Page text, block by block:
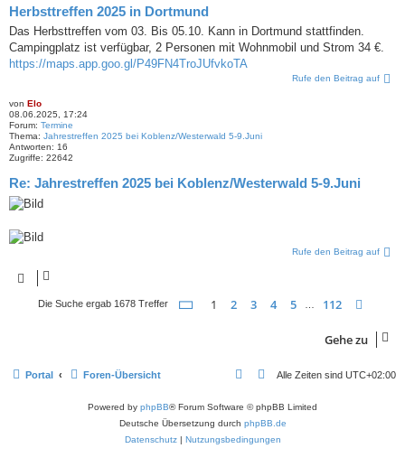
Herbsttreffen 2025 in Dortmund
Das Herbsttreffen vom 03. Bis 05.10. Kann in Dortmund stattfinden.
Campingplatz ist verfügbar, 2 Personen mit Wohnmobil und Strom 34 €.
https://maps.app.goo.gl/P49FN4TroJUfvkoTA
Rufe den Beitrag auf
von Elo
08.06.2025, 17:24
Forum: Termine
Thema: Jahrestreffen 2025 bei Koblenz/Westerwald 5-9.Juni
Antworten: 16
Zugriffe: 22642
Re: Jahrestreffen 2025 bei Koblenz/Westerwald 5-9.Juni
Rufe den Beitrag auf
Die Suche ergab 1678 Treffer Seite 1von 112
1 2 3 4 5 112
Gehe zu
Portal Foren-Übersicht Alle Zeiten sind UTC+02:00
Powered by phpBB® Forum Software © phpBB Limited
Deutsche Übersetzung durch phpBB.de
Datenschutz | Nutzungsbedingungen